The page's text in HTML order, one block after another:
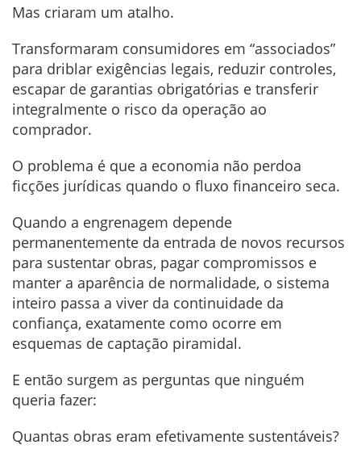
Mas criaram um atalho.
Transformaram consumidores em “associados”
para driblar exigências legais, reduzir controles,
escapar de garantias obrigatórias e transferir
integralmente o risco da operação ao
comprador.
O problema é que a economia não perdoa
ficções jurídicas quando o fluxo financeiro seca.
Quando a engrenagem depende
permanentemente da entrada de novos recursos
para sustentar obras, pagar compromissos e
manter a aparência de normalidade, o sistema
inteiro passa a viver da continuidade da
confiança, exatamente como ocorre em
esquemas de captação piramidal.
E então surgem as perguntas que ninguém
queria fazer:
Quantas obras eram efetivamente sustentáveis?